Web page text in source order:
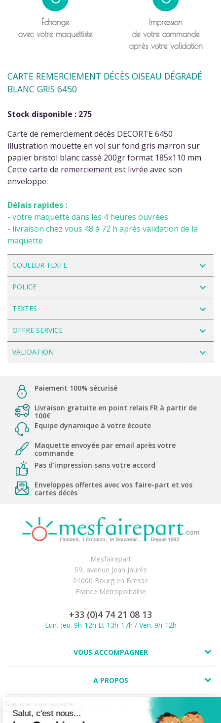
Échange
avec votre maquettiste
Impression
de votre commande
après votre validation
CARTE REMERCIEMENT DÉCÈS OISEAU DÉGRADÉ
BLANC GRIS 6450
Stock disponible : 275
Carte de remerciement décès DECORTE 6450
illustration mouette en vol sur fond gris marron sur
papier bristol blanc cassé 200gr format 185x110 mm.
Cette carte de remerciement est livrée avec son
enveloppe.
Délais rapides :
- votre maquette dans les 4 heures ouvrées
- livraison chez vous 48 à 72 h après validation de la
maquette
COULEUR TEXTE navigate_next
POLICE navigate_next
TEXTES navigate_next
OFFRE SERVICE navigate_next
VALIDATION navigate_next
Paiement 100% sécurisé
Livraison gratuite en point relais FR à partir de
100€
Equipe dynamique à votre écoute
Maquette envoyée par email après votre
commande
Pas d'impression sans votre accord
Enveloppes offertes avec vos faire-part et vos
cartes décès
Mesfairepart
59, avenue Jean Jaurès
01000 Bourg en Bresse
France Métropolitaine
+33 (0)4 74 21 08 13
Lun.-Jeu. 9h-12h Et 13h-17h / Ven. 9h-12h
VOUS ACCOMPAGNER
A PROPOS